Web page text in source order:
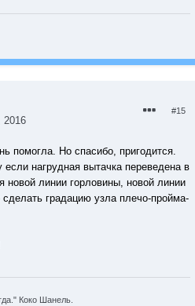
2016
#15
помогла. Но спасибо, пригодится.
нагрудная вытачка переведена в
новой линии горловины, новой линии
градацию узла плечо-пройма-
Коко Шанель.